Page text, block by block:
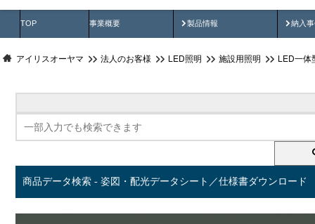
TOP 事業概要 製品情報
製品動画 納入
納
アイリスオーヤマ 法人のお客様 LED照明 施設用照明 LED一体
商品データ検索 - 姿図・配光データシート／仕様書ダウンロード